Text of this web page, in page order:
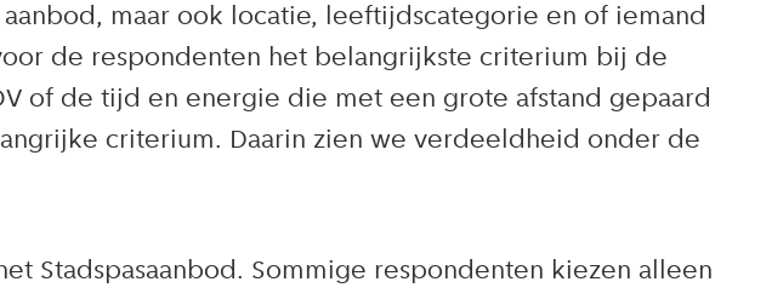
maar ook locatie, leeftijdscategorie en of iemand
de respondenten het belangrijkste criterium bij de
of de tijd en energie die met een grote afstand gepaard
criterium. Daarin zien we verdeeldheid onder de
Stadspasaanbod. Sommige respondenten kiezen alleen